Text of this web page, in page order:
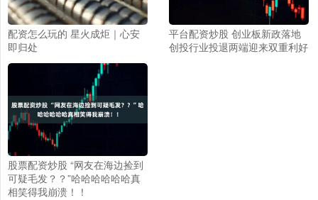
配资怎么玩的 星火成炬｜心安
即归处
平台配资炒股 创业板新政落地
创投行业投退两端迎来双重利好
股票配资炒股 “网友在海边捡到
可疑毛发？？”哈哈哈哈哈哈真
相笑得我崩溃！！